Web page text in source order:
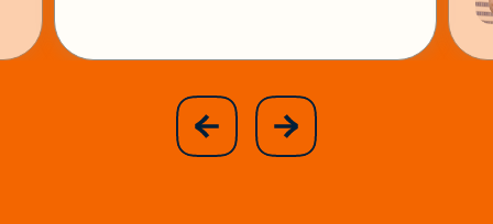
previous
slide
next
slide